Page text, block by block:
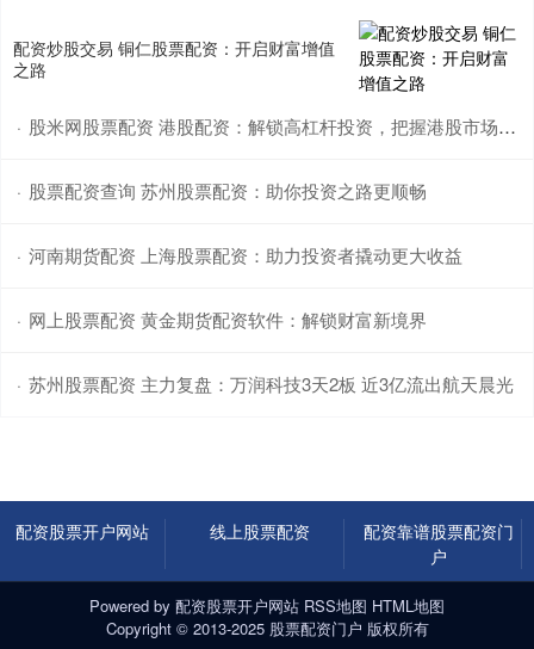
配资炒股交易 铜仁股票配资：开启财富增值
之路
· 股米网股票配资 港股配资：解锁高杠杆投资，把握港股市场机遇
· 股票配资查询 苏州股票配资：助你投资之路更顺畅
· 河南期货配资 上海股票配资：助力投资者撬动更大收益
· 网上股票配资 黄金期货配资软件：解锁财富新境界
· 苏州股票配资 主力复盘：万润科技3天2板 近3亿流出航天晨光
配资股票开户网站 线上股票配资
配资靠谱股票配资门
户
Powered by 配资股票开户网站 RSS地图 HTML地图
Copyright © 2013-2025 股票配资门户 版权所有